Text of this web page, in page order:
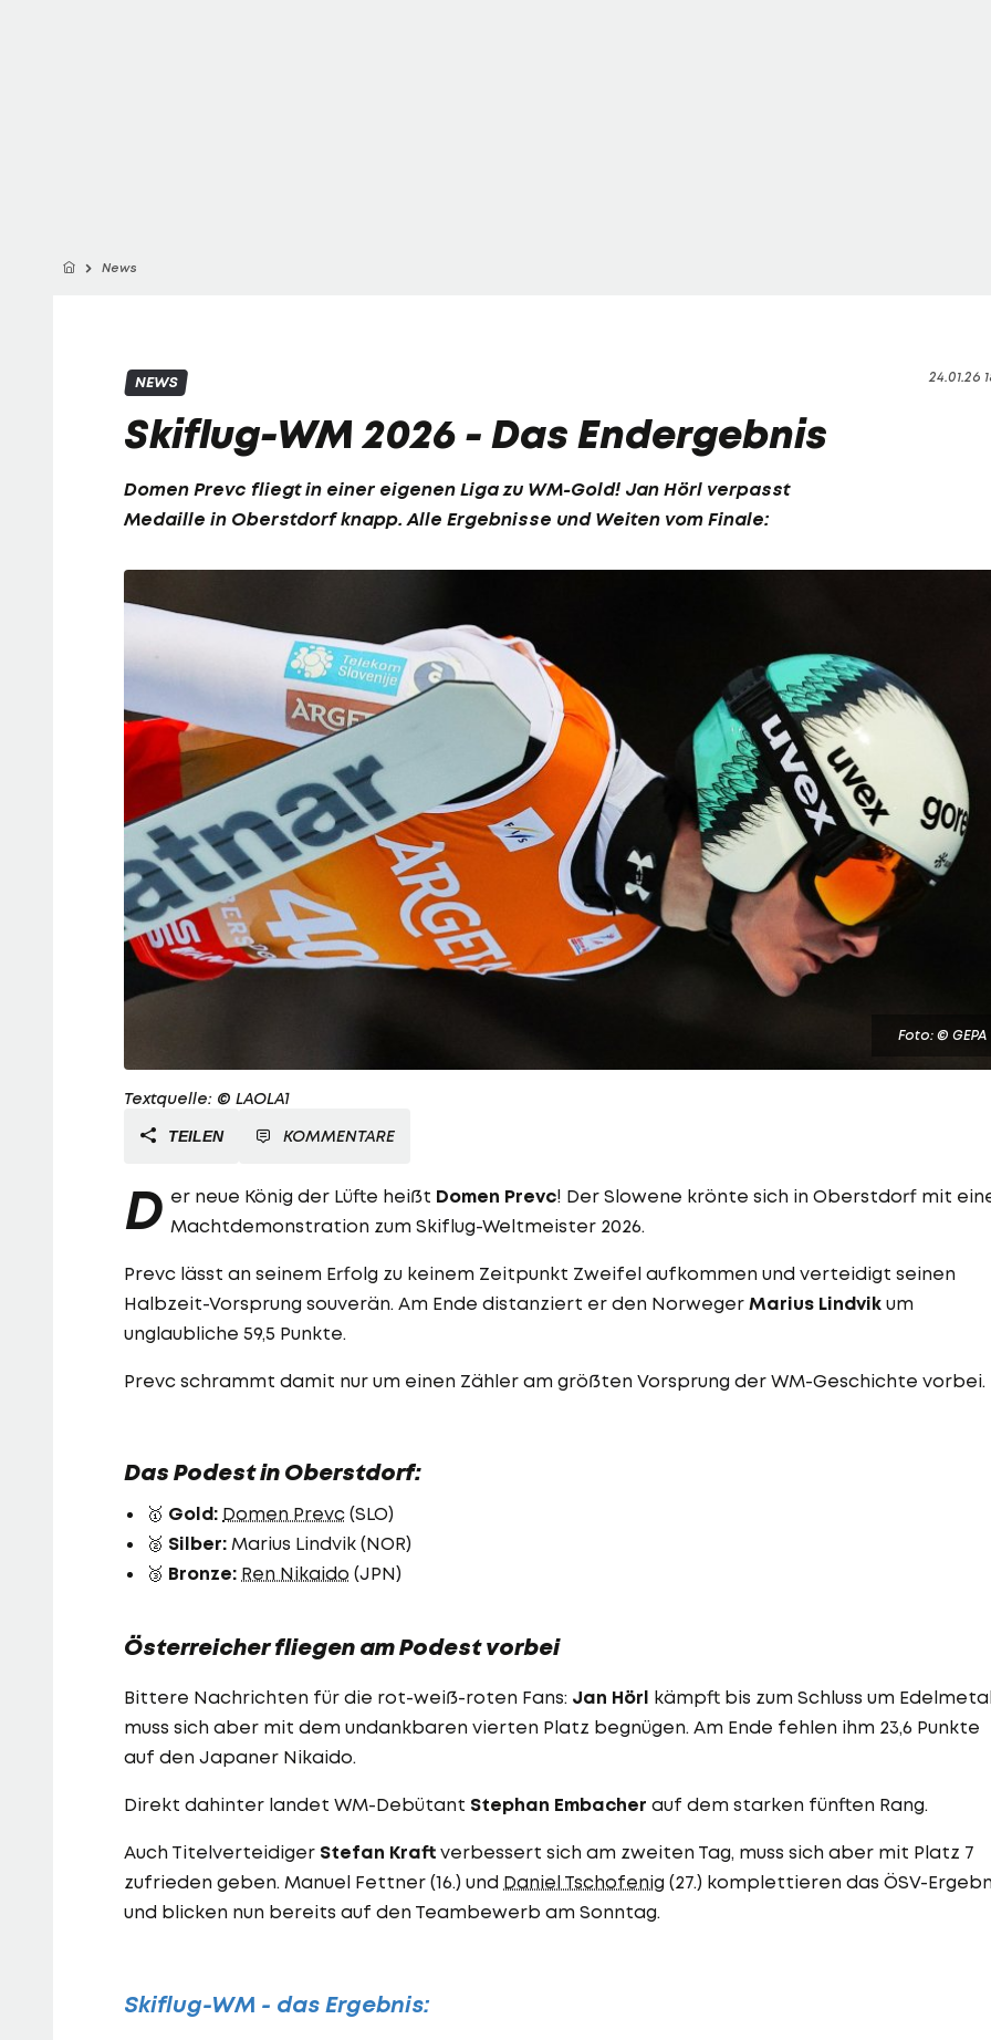
News
24.01.26
NEWS
Skiflug-WM 2026 - Das Endergebnis
Domen Prevc fliegt in einer eigenen Liga zu WM-Gold! Jan Hörl verpasst
Medaille in Oberstdorf knapp. Alle Ergebnisse und Weiten vom Finale:
Foto: © GEPA
Textquelle: © LAOLA1
TEILEN KOMMENTARE
D er neue König der Lüfte heißt Domen Prevc! Der Slowene krönte sich in Oberstdorf mit
Machtdemonstration zum Skiflug-Weltmeister 2026.
Prevc lässt an seinem Erfolg zu keinem Zeitpunkt Zweifel aufkommen und verteidigt seinen
Halbzeit-Vorsprung souverän. Am Ende distanziert er den Norweger Marius Lindvik um
unglaubliche 59,5 Punkte.
Prevc schrammt damit nur um einen Zähler am größten Vorsprung der WM-Geschichte vorbei.
Das Podest in Oberstdorf:
🥇 Gold: Domen Prevc (SLO)
🥈 Silber: Marius Lindvik (NOR)
🥉 Bronze: Ren Nikaido (JPN)
Österreicher fliegen am Podest vorbei
Bittere Nachrichten für die rot-weiß-roten Fans: Jan Hörl kämpft bis zum Schluss um
muss sich aber mit dem undankbaren vierten Platz begnügen. Am Ende fehlen ihm 23,6 Punkte
auf den Japaner Nikaido.
Direkt dahinter landet WM-Debütant Stephan Embacher auf dem starken fünften Rang.
Auch Titelverteidiger Stefan Kraft verbessert sich am zweiten Tag, muss sich aber mit Platz 7
zufrieden geben. Manuel Fettner (16.) und Daniel Tschofenig (27.) komplettieren das ÖSV-
und blicken nun bereits auf den Teambewerb am Sonntag.
Skiflug-WM - das Ergebnis: